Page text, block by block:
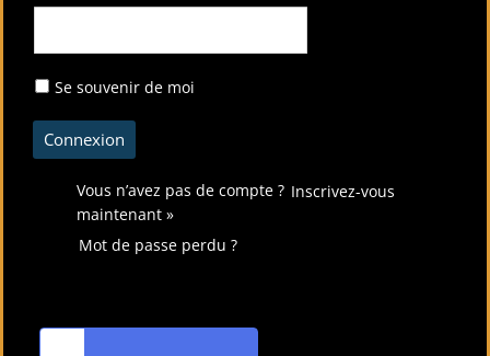
Se souvenir de moi
Vous n’avez pas de compte ? Inscrivez-vous
maintenant »
Mot de passe perdu ?